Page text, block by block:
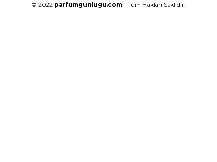
© 2022 parfumgunlugu.com - Tüm Hakları Saklıdır.